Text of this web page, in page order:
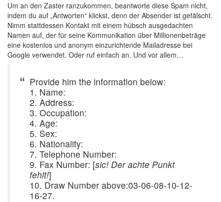
Um an den Zaster ranzukommen, beantworte diese Spam nicht,
indem du auf „Antworten“ klickst, denn der Absender ist gefälscht.
Nimm stattdessen Kontakt mit einem hübsch ausgedachten
Namen auf, der für seine Kommunikation über Millionenbeträge
eine kostenlos und anonym einzurichtende Mailadresse bei
Google verwendet. Oder ruf einfach an. Und vor allem…
Provide him the information below:
1. Name:
2. Address:
3. Occupation:
4. Age:
5. Sex:
6. Nationality:
7. Telephone Number:
9. Fax Number: [sic! Der achte Punkt
fehlt!]
10. Draw Number above:03-06-08-10-12-
16-27.